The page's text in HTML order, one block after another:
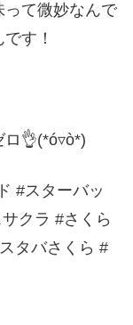
って微妙なんで
す！
👌(*ó▿ò*)
#スターバッ
クラ #さくら
タバさくら #